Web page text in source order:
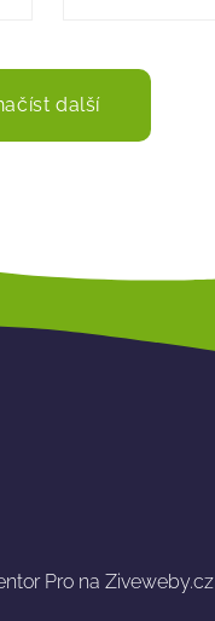
další
Pro na Ziveweby.cz